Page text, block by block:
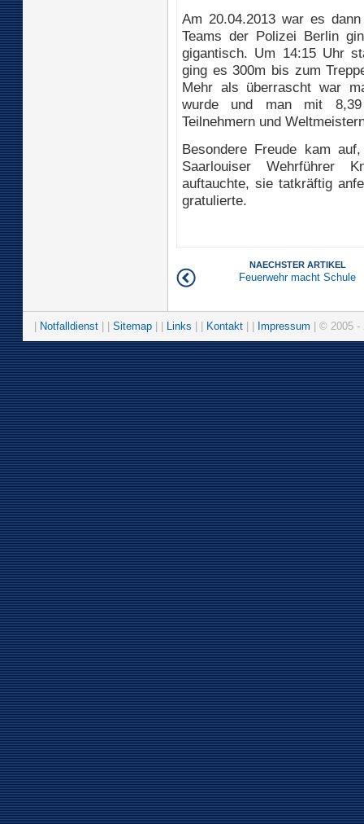
Am 20.04.2013 war es
Teams der Polizei Berlin
gigantisch. Um 14:15 Uhr
ging es 300m bis zum
Mehr als überrascht war
wurde und man mit 8,39
Teilnehmern und
Besondere Freude kam
Saarlouiser Wehrführer
auftauchte, sie tatkräftig
gratulierte.
NAECHSTER ARTIKEL
Feuerwehr macht Schule
Notfalldienst Sitemap Links Kontakt Impressum | © 2005 -